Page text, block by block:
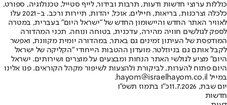
כוללות ערוצי חדשות ודעות, תרבות ובידור, לייף סטייל, טכנולוגיה, ספורט,
כלכלה וצרכנות, בריאות, חיילים, אוכל, יהדות, תיירות ורכב. ב-2021 עלו
לאוויר האתר החדש והיישומון החדש של "ישראל היום" בעברית, במטרה
לספק לגולשים חוויה מהירה, עדכנית, בטוחה ונוחה. תכני המהדורה
המודפסת של העיתון זמינים גם באתר, במהדורה יומית מקוונת, ואפשר
לקבל אותם גם בניוזלטר. מועדון ההטבות הייחודי "הקליקה של ישראל
היום" מציע לגולשי האתר הנחות ומבצעים על מוצרים ושירותים. ישראל
היום פתוח להערות, לביקורת ולהצעות לשיפור מקהל הקוראים. פנו אלינו
במייל hayom@israelhayom.co.il.
יום שבת, 11.7.2026
כ"ו בתמוז תשפ"ו
חדשות